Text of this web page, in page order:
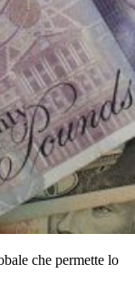
che permette lo